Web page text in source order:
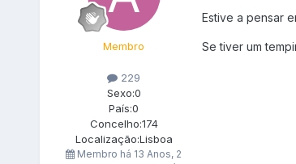
Membro
229
Sexo:0
País:0
Concelho:174
Localização:Lisboa
Membro há 13 Anos, 2
Estive a pensar
Se tiver um